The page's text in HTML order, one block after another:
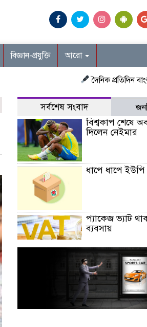
বিজ্ঞান-প্রযুক্তি আরো
দৈনিক প্রতিদিন
সর্বশেষ সংবাদ
বিশ্বকাপ শেষে
দিলেন নেইমার
ধাপে ধাপে ইউপি
প্যাকেজ ভ্যাট
ব্যবসায়
অক্টোবরে স্থানীয়
আয়োজনের লক্ষ্যে
ইসি